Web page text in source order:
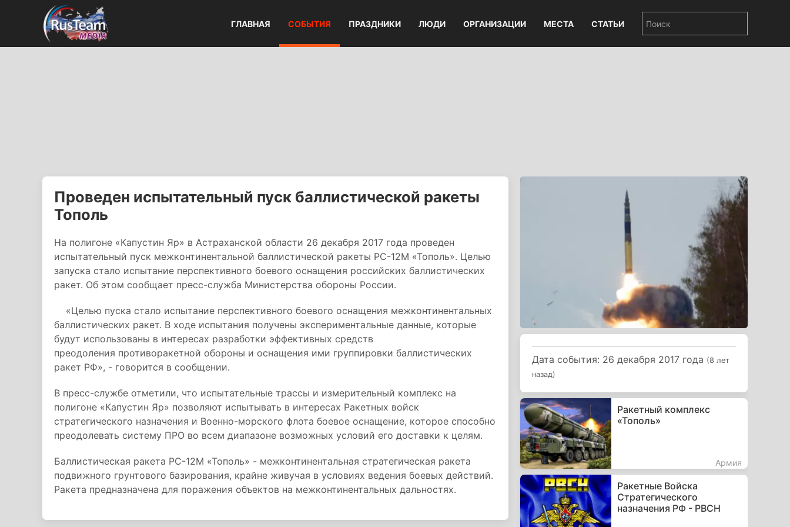
ГЛАВНАЯ СОБЫТИЯ ПРАЗДНИКИ ЛЮДИ ОРГАНИЗАЦИИ МЕСТА СТАТЬИ
Проведен испытательный пуск баллистической ракеты
Тополь
На полигоне «Капустин Яр» в Астраханской области 26 декабря 2017 года проведен
испытательный пуск межконтинентальной баллистической ракеты РС-12М «Тополь». Целью
запуска стало испытание перспективного боевого оснащения российских баллистических
ракет. Об этом сообщает пресс-служба Министерства обороны России.
«Целью пуска стало испытание перспективного боевого оснащения межконтинентальных
баллистических ракет. В ходе испытания получены экспериментальные данные, которые
будут использованы в интересах разработки эффективных средств
преодоления противоракетной обороны и оснащения ими группировки баллистических
ракет РФ», - говорится в сообщении.
В пресс-службе отметили, что испытательные трассы и измерительный комплекс на
полигоне «Капустин Яр» позволяют испытывать в интересах Ракетных войск
стратегического назначения и Военно-морского флота боевое оснащение, которое способно
преодолевать систему ПРО во всем диапазоне возможных условий его доставки к целям.
Баллистическая ракета РС-12М «Тополь» - межконтинентальная стратегическая ракета
подвижного грунтового базирования, крайне живучая в условиях ведения боевых действий.
Ракета предназначена для поражения объектов на межконтинентальных дальностях.
Дата события: 26 декабря 2017 года (8 лет
назад)
Ракетный комплекс
«Тополь»
Армия
Ракетные Войска
Стратегического
назначения РФ - РВСН